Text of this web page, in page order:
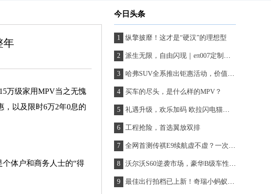
年
万级家用MPV当之无愧
，以及限时6万2年0息的
体户和商务人士的“得
今日头条
纵擎披靡！这才是“硬汉”的理想型
派生无限，自由闪现｜eπ007定制概念版闪耀亮相北京车展
哈弗SUV全系推出钜惠活动，价值满溢轻松购车无压力！
买车的尽头，是什么样的MPV？
礼遇升级，欢乐加码 欧拉闪电猫陪你五月嗨个“购”！
工程抢险，首选翼放双排
全网首测传祺E9续航虚不虚？一次满能竟能跑1442公里！
沃尔沃S60逆袭市场，豪华B级车性价比之王诞生！
最佳出行拍档已上新！奇瑞小蚂蚁青春版5.99万起售满分推荐